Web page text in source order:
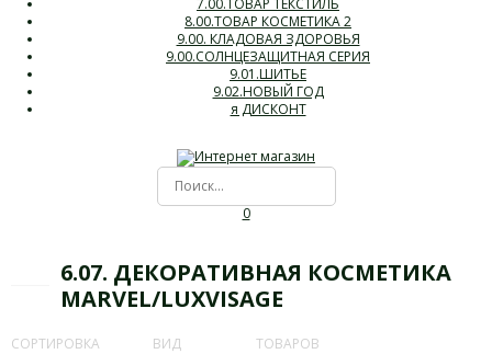
7.00.ТОВАР ТЕКСТИЛЬ
8.00.ТОВАР КОСМЕТИКА 2
9.00. КЛАДОВАЯ ЗДОРОВЬЯ
9.00.СОЛНЦЕЗАЩИТНАЯ СЕРИЯ
9.01.ШИТЬЕ
9.02.НОВЫЙ ГОД
я ДИСКОНТ
0
6.07. ДЕКОРАТИВНАЯ КОСМЕТИКА
MARVEL/LUXVISAGE
СОРТИРОВКА ВИД ТОВАРОВ